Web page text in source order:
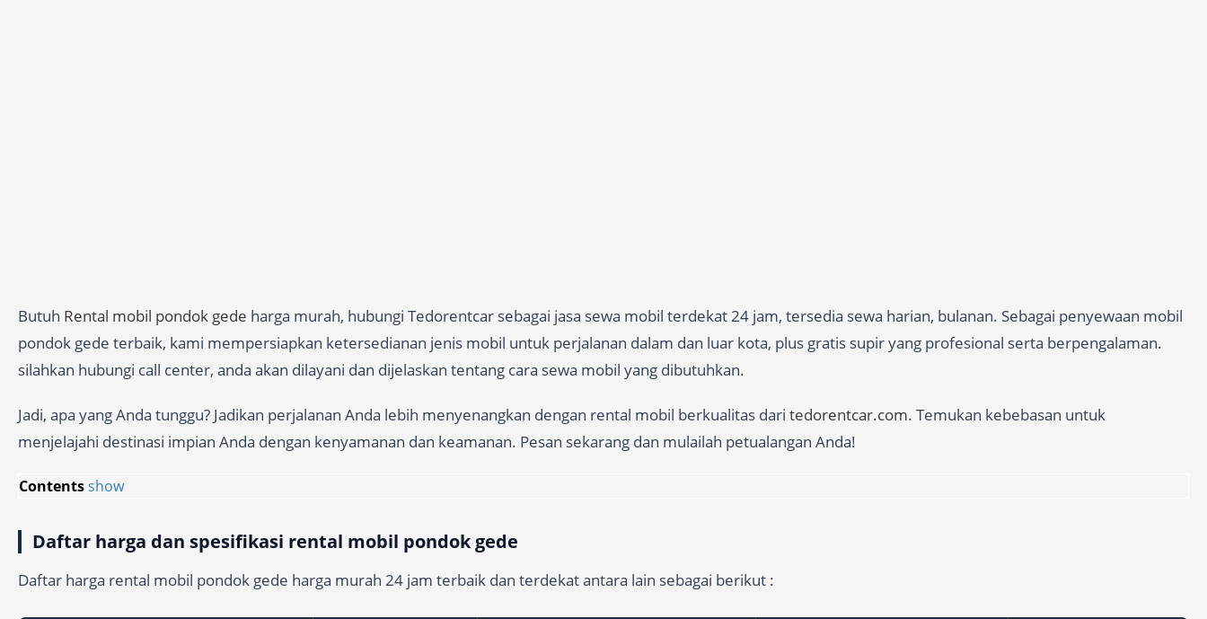
Butuh Rental mobil pondok gede harga murah, hubungi Tedorentcar sebagai jasa sewa mobil terdekat 24 jam, tersedia sewa harian, bulanan. Sebagai penyewaan mobil
pondok gede terbaik, kami mempersiapkan ketersedianan jenis mobil untuk perjalanan dalam dan luar kota, plus gratis supir yang profesional serta berpengalaman.
silahkan hubungi call center, anda akan dilayani dan dijelaskan tentang cara sewa mobil yang dibutuhkan.
Jadi, apa yang Anda tunggu? Jadikan perjalanan Anda lebih menyenangkan dengan rental mobil berkualitas dari tedorentcar.com. Temukan kebebasan untuk
menjelajahi destinasi impian Anda dengan kenyamanan dan keamanan. Pesan sekarang dan mulailah petualangan Anda!
Contentsshow
Daftar harga dan spesifikasi rental mobil pondok gede
Daftar harga rental mobil pondok gede harga murah 24 jam terbaik dan terdekat antara lain sebagai berikut :